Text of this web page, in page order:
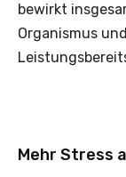
bewirkt
Organismus
Mehr Stress